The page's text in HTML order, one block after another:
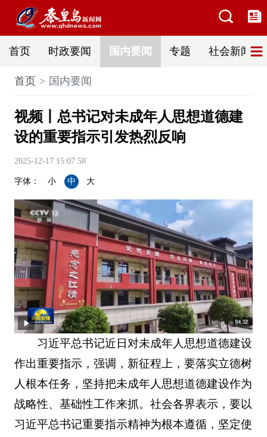
首页 时政要闻 国内要闻 专题 社会新闻
首页 国内要闻
视频丨总书记对未成年人思想道德建
设的重要指示引发热烈反响
2025-12-17 15:07:58
字体： 小 中 大
习近平总书记近日对未成年人思想道德建设
作出重要指示，强调，新征程上，要落实立德树
人根本任务，坚持把未成年人思想道德建设作为
战略性、基础性工作来抓。社会各界表示，要以
习近平总书记重要指示精神为根本遵循，坚定使